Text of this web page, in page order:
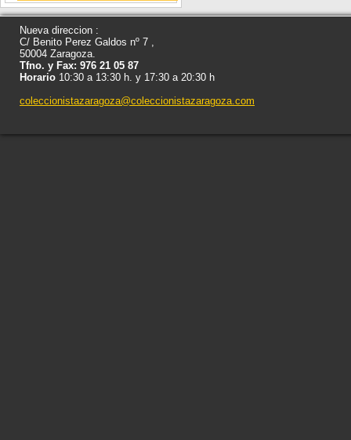
Nueva direccion :
C/ Benito Perez Galdos nº 7 ,
50004 Zaragoza.
Tfno. y Fax: 976 21 05 87
Horario 10:30 a 13:30 h. y 17:30 a 20:30 h
coleccionistazaragoza@coleccionistazaragoza.com